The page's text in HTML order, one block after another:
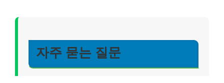
자주 묻는 질문